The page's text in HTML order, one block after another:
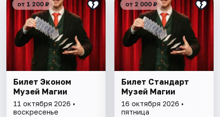
от 1 200 ₽
Билет Эконом
Музей Магии
11 октября 2026 •
воскресенье
от 2 000 ₽
Билет Стандарт
Музей Магии
16 октября 2026 •
пятница